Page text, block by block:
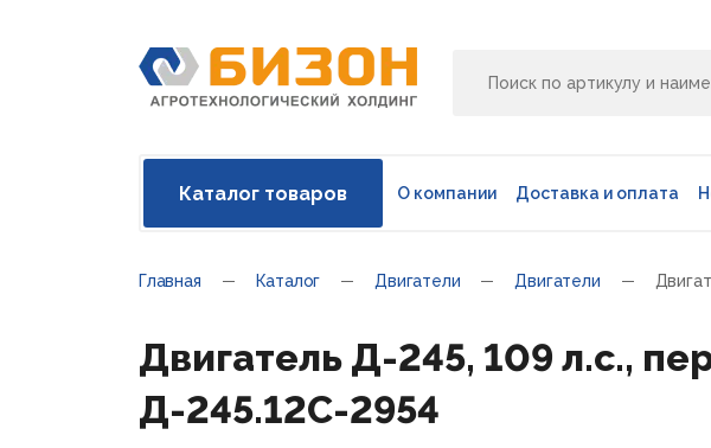
Каталог товаров О компании Доставка и оплата
Главная Каталог Двигатели Двигатели
Двигатель Д-245, 109 л.с.,
Д-245.12С-2954